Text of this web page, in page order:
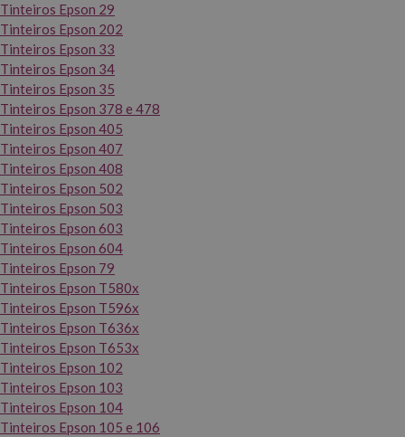
Tinteiros Epson 29
Tinteiros Epson 202
Tinteiros Epson 33
Tinteiros Epson 34
Tinteiros Epson 35
Tinteiros Epson 378 e 478
Tinteiros Epson 405
Tinteiros Epson 407
Tinteiros Epson 408
Tinteiros Epson 502
Tinteiros Epson 503
Tinteiros Epson 603
Tinteiros Epson 604
Tinteiros Epson 79
Tinteiros Epson T580x
Tinteiros Epson T596x
Tinteiros Epson T636x
Tinteiros Epson T653x
Tinteiros Epson 102
Tinteiros Epson 103
Tinteiros Epson 104
Tinteiros Epson 105 e 106